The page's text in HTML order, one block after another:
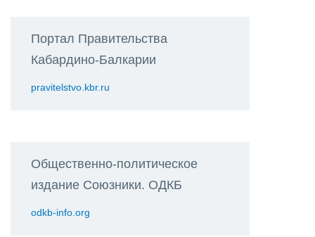
Портал Правительства
Кабардино-Балкарии
pravitelstvo.kbr.ru
Общественно-политическое
издание Союзники. ОДКБ
odkb-info.org